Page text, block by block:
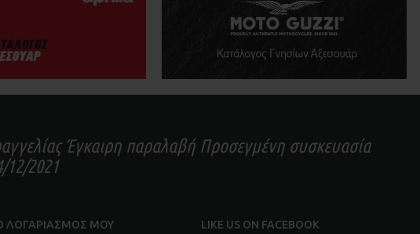
Έγκαιρη παραλαβή Προσεγμένη συσκευασία
12/2021
ΛΟΓΑΡΙΑΣΜΟΣ ΜΟΥ LIKE US ON FACEBOOK